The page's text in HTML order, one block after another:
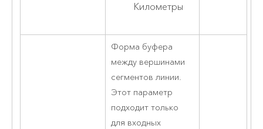
Километры
Форма буфера
между вершинами
сегментов линии.
Этот параметр
подходит только
для входных